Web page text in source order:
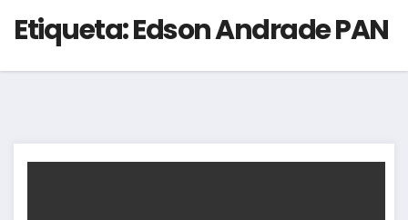
Etiqueta:Edson Andrade PAN